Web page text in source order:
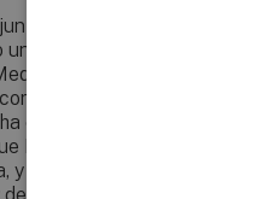
con la revista Interiores,
una jornada que bajo el título
ha unido el
de interiores. El
celebrado en el showroom
Keraben Grupo dispone en
y en él han participado